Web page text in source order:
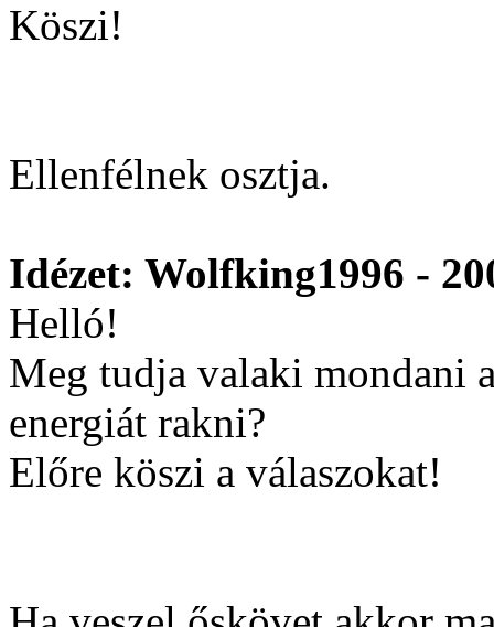
Köszi!
Ellenfélnek osztja.
Idézet: Wolfking1996 -
Helló!
Meg tudja valaki mondani
energiát rakni?
Előre köszi a válaszokat!